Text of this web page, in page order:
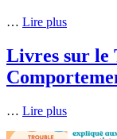
… Lire plus
Livres sur le
… Lire plus